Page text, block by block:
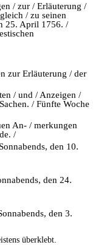
/ zur / Erläuterung /
/ zu seinen
25. April 1756. /
zur Erläuterung / der
/ und / Anzeigen /
/ Fünfte Woche
An- / merkungen
/
den 10.
den 24.
den 3.
überklebt.